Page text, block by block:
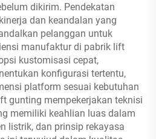
dikirim. Pendekatan
dan keandalan yang
pelanggan untuk
manufaktur di pabrik lift
kustomisasi cepat,
konfigurasi tertentu,
platform sesuai kebutuhan
gunting mempekerjakan teknisi
memiliki keahlian luas dalam
listrik, dan prinsip rekayasa